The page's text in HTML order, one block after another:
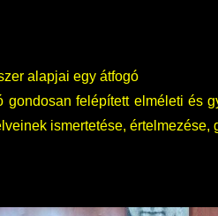
alapjai egy átfogó
gondosan felépített elméleti és
ismertetése,